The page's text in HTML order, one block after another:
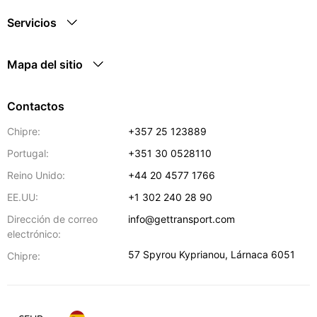
Servicios
Mapa del sitio
Contactos
Chipre:
+357 25 123889
Portugal:
+351 30 0528110
Reino Unido:
+44 20 4577 1766
EE.UU:
+1 302 240 28 90
Dirección de correo
electrónico:
info@gettransport.com
Chipre: 57 Spyrou Kyprianou, Lárnaca 6051